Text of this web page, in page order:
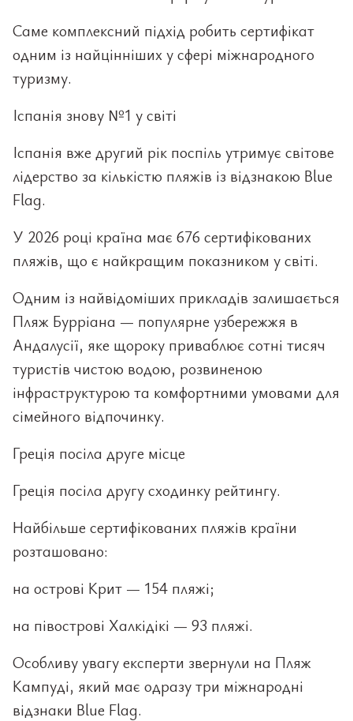
Саме комплексний підхід робить сертифікат
одним із найцінніших у сфері міжнародного
туризму.
Іспанія знову №1 у світі
Іспанія вже другий рік поспіль утримує світове
лідерство за кількістю пляжів із відзнакою Blue
Flag.
У 2026 році країна має 676 сертифікованих
пляжів, що є найкращим показником у світі.
Одним із найвідоміших прикладів залишається
Пляж Бурріана — популярне узбережжя в
Андалусії, яке щороку приваблює сотні тисяч
туристів чистою водою, розвиненою
інфраструктурою та комфортними умовами для
сімейного відпочинку.
Греція посіла друге місце
Греція посіла другу сходинку рейтингу.
Найбільше сертифікованих пляжів країни
розташовано:
на острові Крит — 154 пляжі;
на півострові Халкідікі — 93 пляжі.
Особливу увагу експерти звернули на Пляж
Кампуді, який має одразу три міжнародні
відзнаки Blue Flag.